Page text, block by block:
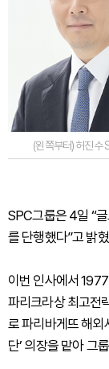
(왼쪽부터) 허진수
SPC그룹은 4일 “
를 단행했다”고 밝
이번 인사에서
파리크라상 최고전
로 파리바게뜨 해외
단’ 의장을 맡아 그